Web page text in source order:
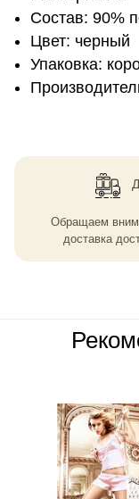
Состав: 90%
Цвет: черный
Упаковка:
Обращаем
доставка